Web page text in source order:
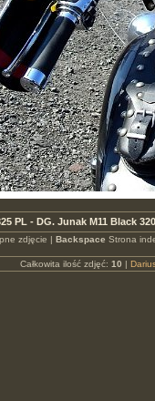
PL - DG. Junak M11 Black
zdjęcie | Backspace Strona
Całkowita ilość zdjęć: 10 |